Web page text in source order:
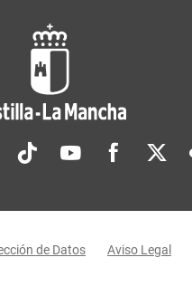
sociales JCCM
de Datos Aviso Legal